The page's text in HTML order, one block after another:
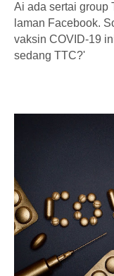
Ai ada sertai group
laman Facebook.
vaksin COVID-19
sedang TTC?'